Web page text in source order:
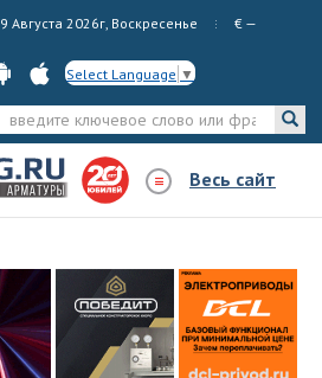
9 Августа 2026г, Воскресенье € —
Select Language ▼
Весь сайт